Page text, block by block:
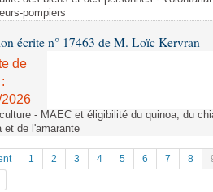
pompiers
écrite n° 17463 de M. Loïc Kervran
de
- MAEC et éligibilité du quinoa, du
et de l'amarante
1 2 3 4 5 6 7 8